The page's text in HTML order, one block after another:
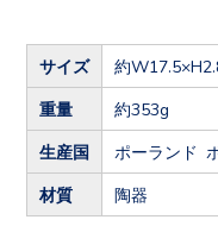
サイズ 約
重量 約353g
生産国 ポーランド
材質 陶器